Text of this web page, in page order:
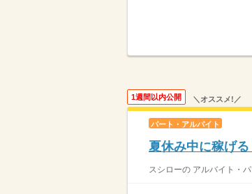
1週間以内公開 ＼オススメ!／
パート・アルバイト
夏休み中に稼げ
スシローの アルバイト・